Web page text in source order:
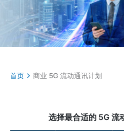
首页 商业 5G 流动通讯计划
选择最合适的 5G 流